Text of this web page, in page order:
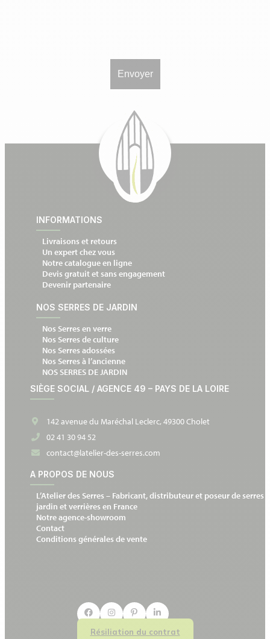
INFORMATIONS
Livraisons et retours
Un expert chez vous
Notre catalogue en ligne
Devis gratuit et sans engagement
Devenir partenaire
NOS SERRES DE JARDIN
Nos Serres en verre
Nos Serres de culture
Nos Serres adossées
Nos Serres à l’ancienne
NOS SERRES DE JARDIN
SIÈGE SOCIAL / AGENCE 49 – PAYS DE LA LOIRE
142 avenue du Maréchal Leclerc, 49300 Cholet
02 41 30 94 52
contact@latelier-des-serres.com
A PROPOS DE NOUS
L’Atelier des Serres – Fabricant, distributeur et poseur de serres
jardin et verrières en France
Notre agence-showroom
Contact
Conditions générales de vente
Résiliation du contrat